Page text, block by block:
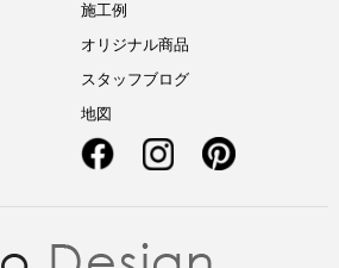
施工例
オリジナル商品
スタッフブログ
地図